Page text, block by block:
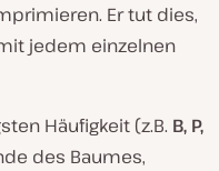
Er tut dies,
jedem einzelnen
Häufigkeit (z.B. B, P,
des Baumes,